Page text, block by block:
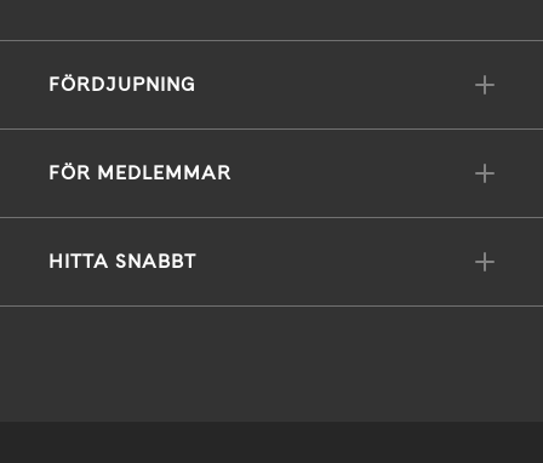
FÖRDJUPNING
FÖR MEDLEMMAR
HITTA SNABBT